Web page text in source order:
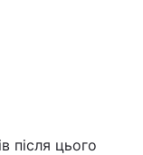
після цього